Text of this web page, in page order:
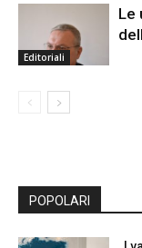
Editoriali
Le
POPOLARI